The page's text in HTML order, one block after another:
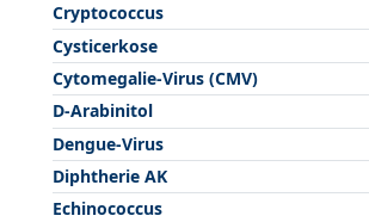
Cryptococcus
Cysticerkose
Cytomegalie-Virus (CMV)
D-Arabinitol
Dengue-Virus
Diphtherie AK
Echinococcus